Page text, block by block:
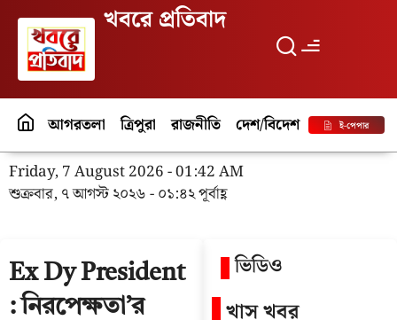
খবরে প্রতিবাদ
আগরতলা ত্রিপুরা রাজনীতি দেশ/বিদেশ পর্যটনই-পেপার
Friday, 7 August 2026 - 01:42 AM
শুক্রবার, ৭ আগস্ট ২০২৬ - ০১:৪২ পূর্বাহ্ণ
Ex Dy President
: নিরপেক্ষতা’র
ভিডিও
খাস খবর